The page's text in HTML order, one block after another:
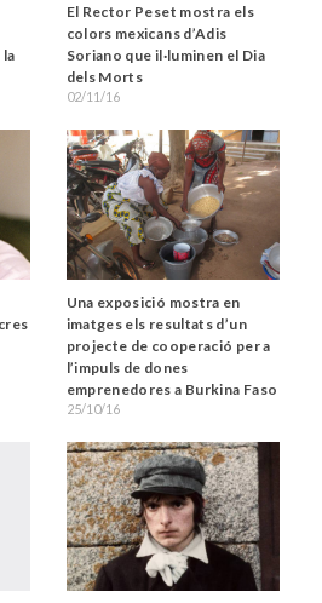
El Rector Peset mostra els
colors mexicans d’Adis
Soriano que il·luminen el Dia
dels Morts
02/11/16
Una exposició mostra en
imatges els resultats d’un
projecte de cooperació per a
l’impuls de dones
emprenedores a Burkina Faso
25/10/16